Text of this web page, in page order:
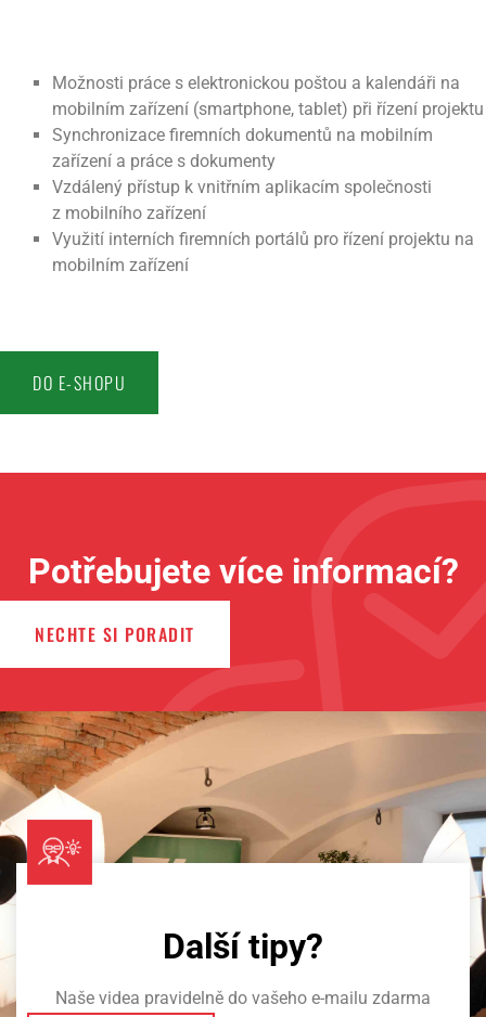
Možnosti práce s elektronickou poštou a kalendáři na
mobilním zařízení (smartphone, tablet) při řízení projektu
Synchronizace firemních dokumentů na mobilním
zařízení a práce s dokumenty
Vzdálený přístup k vnitřním aplikacím společnosti
z mobilního zařízení
Využití interních firemních portálů pro řízení projektu na
mobilním zařízení
DO E-SHOPU
Potřebujete více informací?
NECHTE SI PORADIT
Další tipy?
Naše videa pravidelně do vašeho e-mailu zdarma